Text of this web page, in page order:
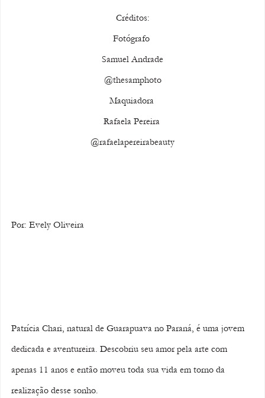
Créditos:
Fotógrafo
Samuel Andrade
@thesamphoto
Maquiadora
Rafaela Pereira
@rafaelapereirabeauty
Por: Evely Oliveira
Patrícia Chari, natural de Guarapuava no Paraná, é uma jovem
dedicada e aventureira. Descobriu seu amor pela arte com
apenas 11 anos e então moveu toda sua vida em torno da
realização desse sonho.